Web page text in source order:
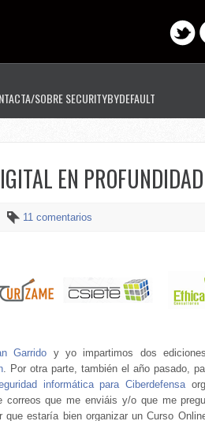
SOBRE SECURITYBYDEFAULT
EN PROFUNDIDAD
11 comentarios
Garrido y yo impartimos dos
. Por otra parte, también el año pasado,
informática para Ciberdefensa
que me enviáis y/o que me
estaría bien organizar un Curso